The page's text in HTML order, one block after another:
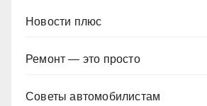
Новости плюс
Ремонт — это просто
Советы автомобилистам